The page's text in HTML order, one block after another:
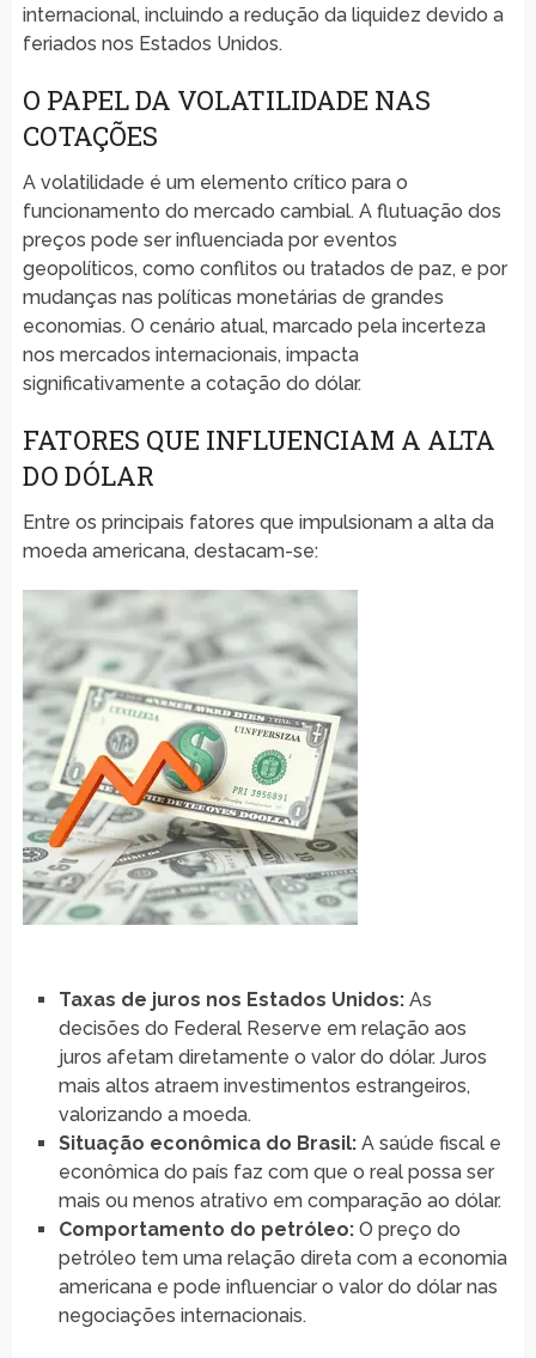
internacional, incluindo a redução da liquidez devido a
feriados nos Estados Unidos.
O PAPEL DA VOLATILIDADE NAS
COTAÇÕES
A volatilidade é um elemento crítico para o
funcionamento do mercado cambial. A flutuação dos
preços pode ser influenciada por eventos
geopolíticos, como conflitos ou tratados de paz, e por
mudanças nas políticas monetárias de grandes
economias. O cenário atual, marcado pela incerteza
nos mercados internacionais, impacta
significativamente a cotação do dólar.
FATORES QUE INFLUENCIAM A ALTA
DO DÓLAR
Entre os principais fatores que impulsionam a alta da
moeda americana, destacam-se:
Taxas de juros nos Estados Unidos:As
decisões do Federal Reserve em relação aos
juros afetam diretamente o valor do dólar. Juros
mais altos atraem investimentos estrangeiros,
valorizando a moeda.
Situação econômica do Brasil:A saúde fiscal e
econômica do país faz com que o real possa ser
mais ou menos atrativo em comparação ao dólar.
Comportamento do petróleo:O preço do
petróleo tem uma relação direta com a economia
americana e pode influenciar o valor do dólar nas
negociações internacionais.